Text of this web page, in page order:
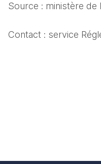
Source : ministère de
Contact : service